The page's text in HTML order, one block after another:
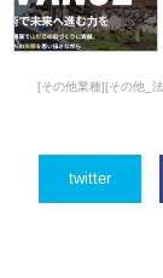
[その他業種][その他_
twitter